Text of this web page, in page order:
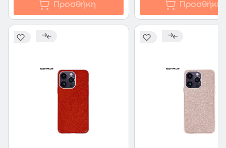
Προσθήκη Προσθήκη